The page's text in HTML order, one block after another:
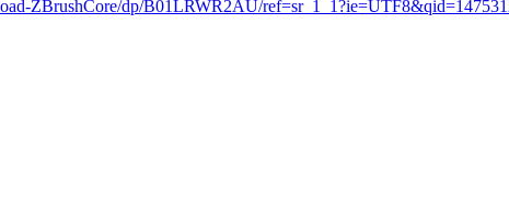
ZBrushCore/dp/B01LRWR2AU/